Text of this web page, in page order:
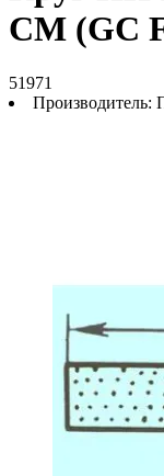
СМ (GC
51971
Производитель: